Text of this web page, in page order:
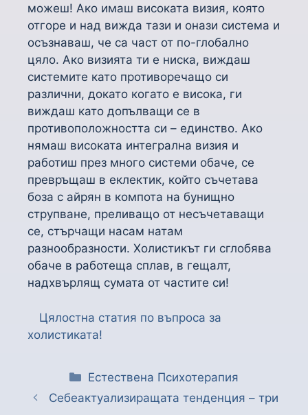
можеш! Ако имаш високата визия, която
отгоре и над вижда тази и онази система и
осъзнаваш, че са част от по-глобално
цяло. Ако визията ти е ниска, виждаш
системите като противоречащо си
различни, докато когато е висока, ги
виждаш като допълващи се в
противоположността си – единство. Ако
нямаш високата интегрална визия и
работиш през много системи обаче, се
превръщаш в еклектик, който съчетава
боза с айрян в компота на бунищно
струпване, преливащо от несъчетаващи
се, стърчащи насам натам
разнообразности. Холистикът ги сглобява
обаче в работеща сплав, в гещалт,
надхвърлящ сумата от частите си!
Цялостна статия по въпроса за
холистиката!
Естествена Психотерапия
Себеактуализиращата тенденция – три